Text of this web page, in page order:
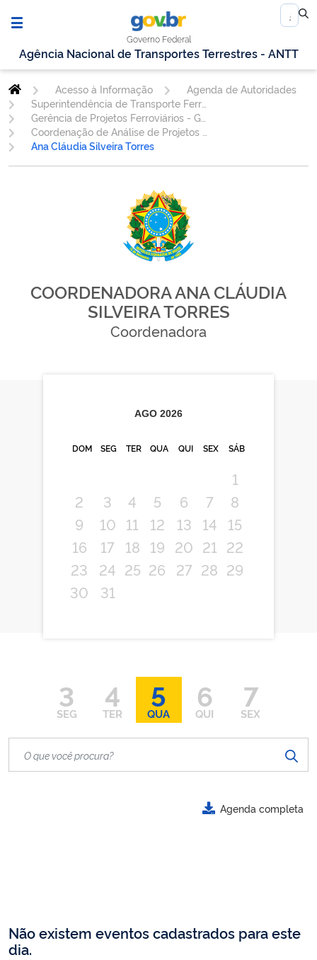
Governo Federal
Agência Nacional de Transportes Terrestres - ANTT
Acesso à Informação
Agenda de Autoridades
Superintendência de Transporte Ferroviário
Gerência de Projetos Ferroviários - GEPEF
Ana Cláudia Silveira Torres
COORDENADORA ANA CLÁUDIA
SILVEIRA TORRES
Coordenadora
AGO 2026
DOM SEG TER QUA QUI SEX SÁB
1
2
3 4 5 6 7
8
9
10 11 12 13 14
15
16
17 18 19 20 21
22
23
24 25 26 27 28 29
30
31
3
SEG
4
TER
5
QUA
6
QUI
7
SEX
Agenda completa
Não existem eventos cadastrados para este
dia.